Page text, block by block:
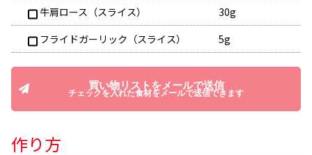
牛肩ロース（スライス）
30g
フライドガーリック（スライス）
5g
買い物リストをメールで送信
チェックを入れた食材をメールで送信できます
作り方